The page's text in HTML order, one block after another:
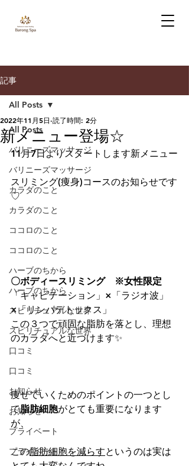
記事
All Posts
バリニーズマッサージ
バリニーズマッサージ
カラダのこと
カラダのこと
ココロのこと
ココロのこと
ハーブのちから
ハーブのちから
スピリチュアルな世界
スピリチュアルな世界
口コミ
口コミ
お知らせ
お知らせ
プライベート
プライベート
All Posts
新メニュー登場☆
2022年11月5日 読了時間: 2分
11月7日よりスタートします新メニュー
スリミング(痩身)コースのお知らせです
♡
〇ボディースリミング　※女性限定
「キャビテーション」×「ラジオ波」
×「リンパデトックス」
この３つで頑固な脂肪を落とし、理想
のカラダへと近づけます✨
痩せていくためのポイントの一つとし
て脂肪細胞がとても重要になります
が、
この脂肪細胞を減らすというのは実は